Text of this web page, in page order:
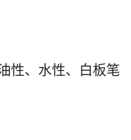
性、水性、白板笔